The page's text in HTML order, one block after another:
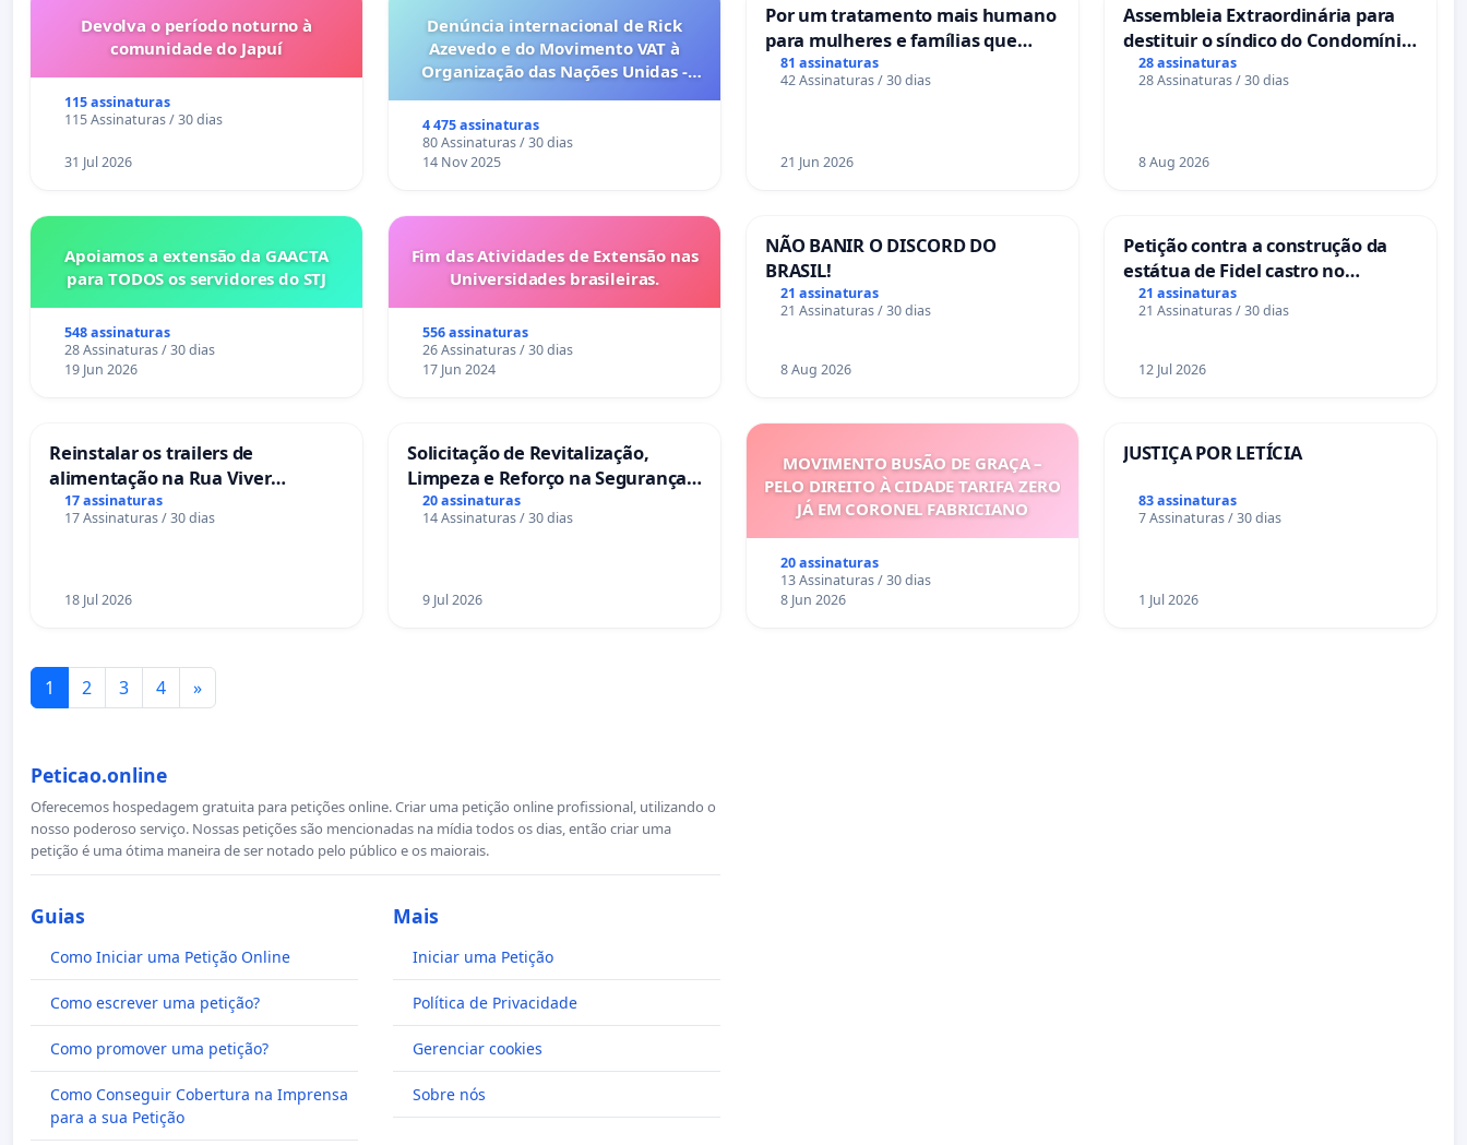
Devolva o período noturno à
comunidade do Japuí
115 assinaturas
115 Assinaturas / 30 dias
31 Jul 2026
Denúncia internacional de Rick
Azevedo e do Movimento VAT à
Organização das Nações Unidas -
6x1 enquanto o lobby empresarial
compra a omissão do Congresso.
4 475 assinaturas
80 Assinaturas / 30 dias
14 Nov 2025
Por um tratamento mais humano
para mulheres e famílias que
sofrem uma perda gestacional
nos hospitais portugueses
81 assinaturas
42 Assinaturas / 30 dias
21 Jun 2026
Assembleia Extraordinária para
destituir o síndico do Condomínio
Residencial Porto Bello - La Casa
28 assinaturas
28 Assinaturas / 30 dias
8 Aug 2026
Apoiamos a extensão da GAACTA
para TODOS os servidores do STJ
548 assinaturas
28 Assinaturas / 30 dias
19 Jun 2026
Fim das Atividades de Extensão nas
Universidades brasileiras.
556 assinaturas
26 Assinaturas / 30 dias
17 Jun 2024
NÃO BANIR O DISCORD DO
BRASIL!
21 assinaturas
21 Assinaturas / 30 dias
8 Aug 2026
Petição contra a construção da
estátua de Fidel castro no
mirante do Caju
21 assinaturas
21 Assinaturas / 30 dias
12 Jul 2026
Reinstalar os trailers de
alimentação na Rua Viver
Salvador
17 assinaturas
17 Assinaturas / 30 dias
18 Jul 2026
Solicitação de Revitalização,
Limpeza e Reforço na Segurança
das Praças da Rua Cachoeira das
Sete Ilhas
20 assinaturas
14 Assinaturas / 30 dias
9 Jul 2026
MOVIMENTO BUSÃO DE GRAÇA –
PELO DIREITO À CIDADE TARIFA ZERO
JÁ EM CORONEL FABRICIANO
20 assinaturas
13 Assinaturas / 30 dias
8 Jun 2026
JUSTIÇA POR LETÍCIA
83 assinaturas
7 Assinaturas / 30 dias
1 Jul 2026
1 2 3 4 »
Peticao.online
Oferecemos hospedagem gratuita para petições online. Criar uma petição online profissional, utilizando o
nosso poderoso serviço. Nossas petições são mencionadas na mídia todos os dias, então criar uma
petição é uma ótima maneira de ser notado pelo público e os maiorais.
Guias
Como Iniciar uma Petição Online
Como escrever uma petição?
Como promover uma petição?
Como Conseguir Cobertura na Imprensa
para a sua Petição
Mais
Iniciar uma Petição
Política de Privacidade
Gerenciar cookies
Sobre nós